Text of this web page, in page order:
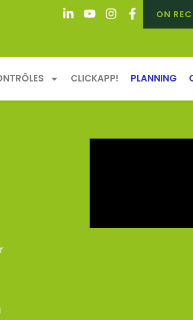
ON
CLICKAPP! PLANNING